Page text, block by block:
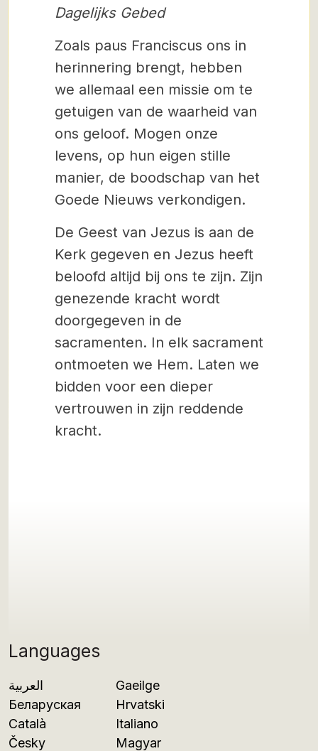
Languages
العربية
Беларуская
Català
Česky
Gaeilge
Hrvatski
Italiano
Magyar
Dagelijks Gebed
Zoals paus Franciscus ons in
herinnering brengt, hebben
we allemaal een missie om te
getuigen van de waarheid van
ons geloof. Mogen onze
levens, op hun eigen stille
manier, de boodschap van het
Goede Nieuws verkondigen.
De Geest van Jezus is aan de
Kerk gegeven en Jezus heeft
beloofd altijd bij ons te zijn. Zijn
genezende kracht wordt
doorgegeven in de
sacramenten. In elk sacrament
ontmoeten we Hem. Laten we
bidden voor een dieper
vertrouwen in zijn reddende
kracht.